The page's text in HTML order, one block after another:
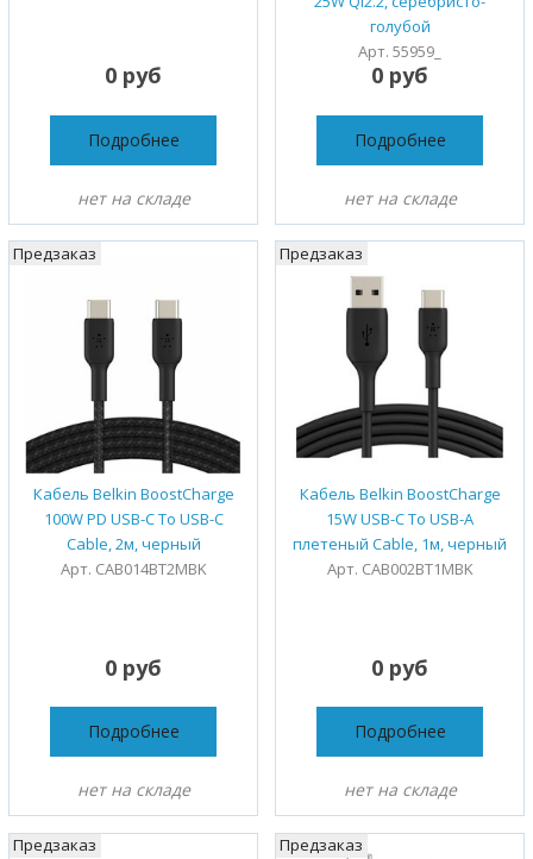
0 руб
Подробнее
нет на складе
голубой
Арт. 55959_
0 руб
Подробнее
нет на складе
Кабель Belkin BoostCharge
100W PD USB-C To USB-C
Cable, 2м, черный
Арт. CAB014BT2MBK
Предзаказ
0 руб
Подробнее
нет на складе
Кабель Belkin BoostCharge
15W USB-C To USB-A
плетеный Cable, 1м, черный
Арт. CAB002BT1MBK
Предзаказ
0 руб
Подробнее
нет на складе
Предзаказ Предзаказ